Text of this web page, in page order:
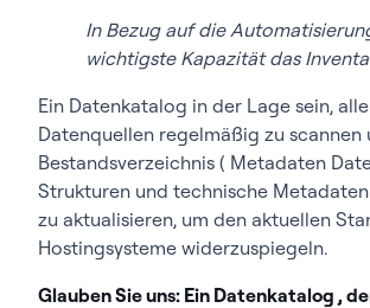
In Bezug auf die
wichtigste Kapazität das
Ein Datenkatalog in der Lage sein,
Datenquellen regelmäßig zu scannen
Bestandsverzeichnis ( Metadaten
Strukturen und technische
zu aktualisieren, um den aktuellen
Hostingsysteme widerzuspiegeln.
Glauben Sie uns: Ein Datenkatalog ,